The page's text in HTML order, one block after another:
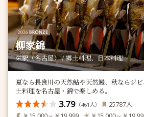
柳家錦
栄駅（名古屋） / 郷土料理、日本料理
夏なら長良川の天然鮎や天然鰻、秋ならジ
土料理を名古屋・錦で楽しめる。
3.79 （461 人） 25787人